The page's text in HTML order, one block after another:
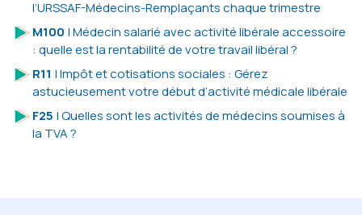
l’URSSAF-Médecins-Remplaçants chaque trimestre
M100 | Médecin salarié avec activité libérale accessoire
: quelle est la rentabilité de votre travail libéral ?
R11 | Impôt et cotisations sociales : Gérez
astucieusement votre début d’activité médicale libérale
F25 | Quelles sont les activités de médecins soumises à
la TVA ?